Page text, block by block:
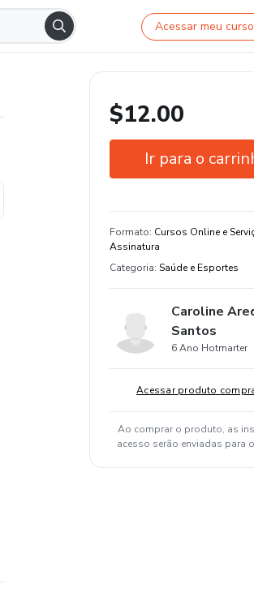
Acessar meu curso
$12.00
Ir para o
Estude do seu jeito e em
dispositivo
Formato: Cursos Online e
Assinatura
Categoria: Saúde e Esportes
Caroline
Santos
6 Ano Hotmarter
Acessar produto
Ao comprar o produto, as
acesso serão enviadas para